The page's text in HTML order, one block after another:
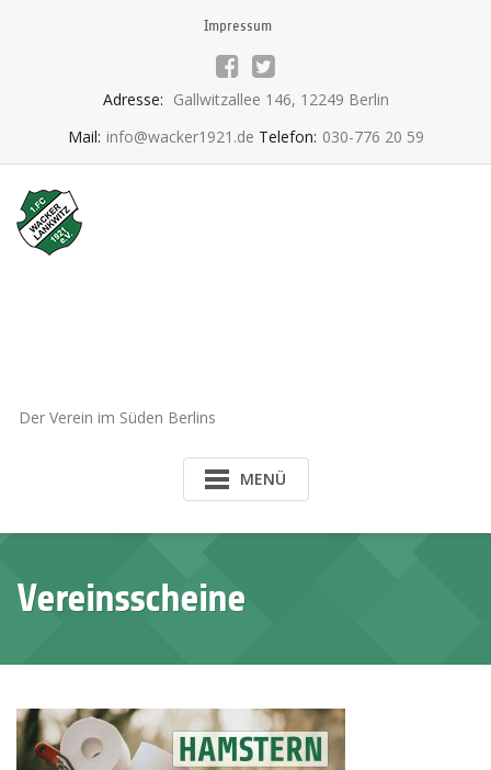
Impressum
Adresse: Gallwitzallee 146, 12249 Berlin
Mail: info@wacker1921.de Telefon: 030-776 20 59
Der Verein im Süden Berlins
MENÜ
Vereinsscheine